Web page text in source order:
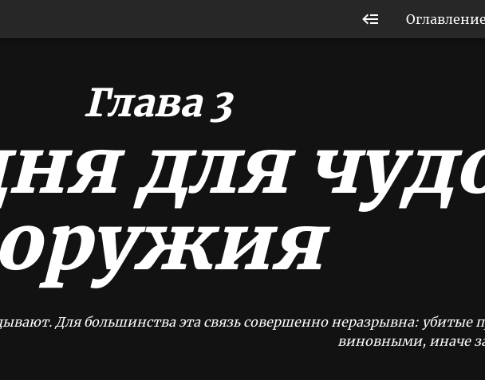
Оглавление
Глава 3
для
оружия
Для большинства эта связь совершенно неразрывна: убитые
виновными, иначе